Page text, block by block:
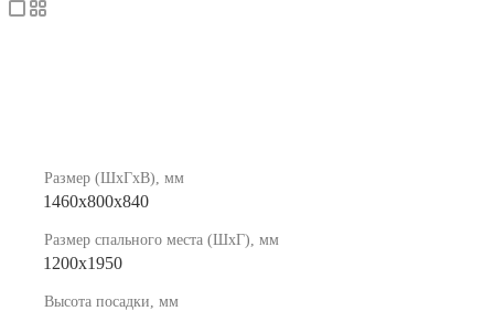
Размер (ШхГхВ), мм
1460x800x840
Размер спального места (ШхГ), мм
1200х1950
Высота посадки, мм